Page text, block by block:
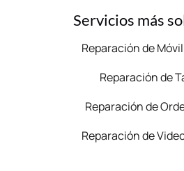
Servicios más
Reparación de
Reparación de
Reparación de
Reparación de